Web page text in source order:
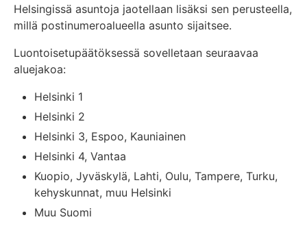
Helsingissä asuntoja jaotellaan lisäksi sen perusteella,
millä postinumeroalueella asunto sijaitsee.
Luontoisetupäätöksessä sovelletaan seuraavaa
aluejakoa:
Helsinki 1
Helsinki 2
Helsinki 3, Espoo, Kauniainen
Helsinki 4, Vantaa
Kuopio, Jyväskylä, Lahti, Oulu, Tampere, Turku,
kehyskunnat, muu Helsinki
Muu Suomi